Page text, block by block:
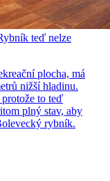
teď nelze
plocha, má
nižší hladinu.
to teď
plný stav, aby
rybník.